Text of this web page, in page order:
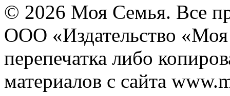
© 2026 Моя Семья. Все
ООО «Издательство
перепечатка либо
материалов с сайта